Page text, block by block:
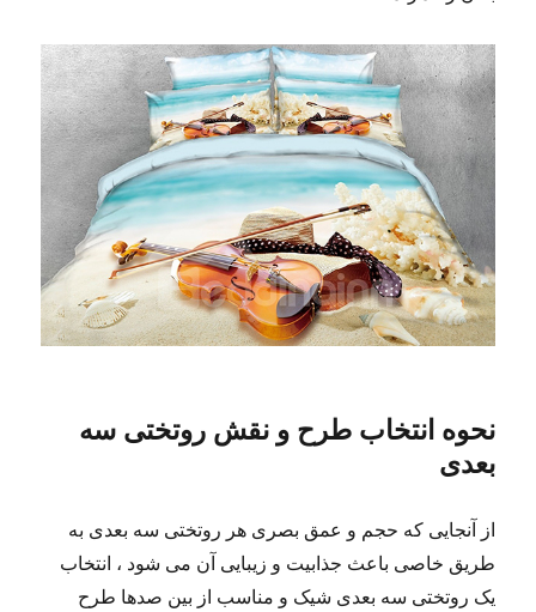
نحوه انتخاب طرح و نقش روتختی سه
بعدی
از آنجایی که حجم و عمق بصری هر روتختی سه بعدی به
طریق خاصی باعث جذابیت و زیبایی آن می شود ، انتخاب
یک روتختی سه بعدی شیک و مناسب از بین صدها طرح